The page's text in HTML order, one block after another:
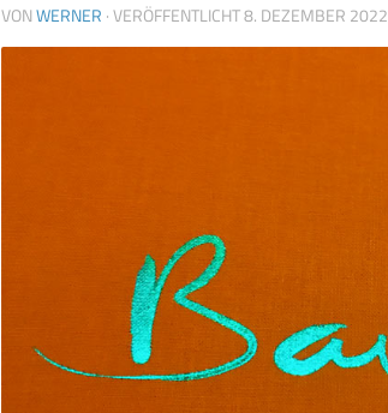
VONWERNER · VERÖFFENTLICHT8. DEZEMBER 2022